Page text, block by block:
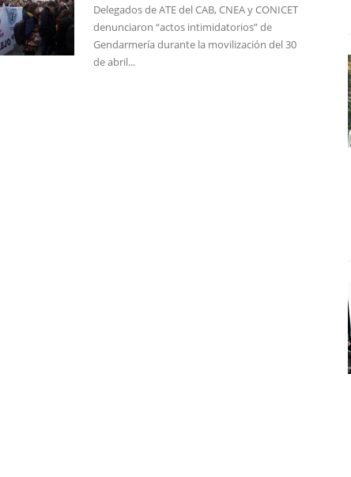
Delegados de ATE del CAB, CNEA y CONICET
denunciaron “actos intimidatorios” de
Gendarmería durante la movilización del 30
de abril...